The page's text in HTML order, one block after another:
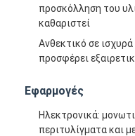
προσκόλληση του
καθαριστεί
Ανθεκτικό σε ισχυρά
προσφέρει
Εφαρμογές
Ηλεκτρονικά:
περιτυλίγματα και